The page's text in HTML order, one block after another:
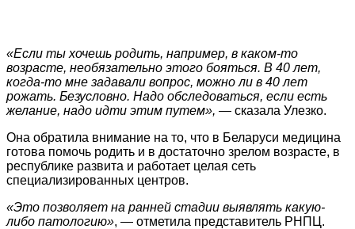
«Если ты хочешь родить, например, в каком-то
возрасте, необязательно этого бояться. В 40 лет,
когда-то мне задавали вопрос, можно ли в 40 лет
рожать. Безусловно. Надо обследоваться, если есть
желание, надо идти этим путем», — сказала Улезко.
Она обратила внимание на то, что в Беларуси медицина
готова помочь родить и в достаточно зрелом возрасте, в
республике развита и работает целая сеть
специализированных центров.
«Это позволяет на ранней стадии выявлять какую-
либо патологию», — отметила представитель РНПЦ.